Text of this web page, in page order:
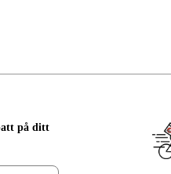
på ditt